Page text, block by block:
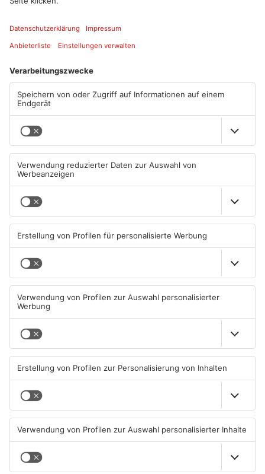
Mehr aus Kreis
Aschaffenburg
Goldbach kürt seine besten
Arschbomben-Springer
08.08.2026, 15:55 UHR IN KREIS
ASCHAFFENBURG
Wir feiern 25 Jahre
Alzenauer Stadtfest
08.08.2026, 00:05 UHR IN KREIS
Kahlgrund-Gemeinden
wollen künftig enger
zusammenarbeiten
ASCHAFFENBURG
beim Alzenauer Stadtfest
wegen Trockenheit
07.08.2026, 08:15 UHR IN KREIS